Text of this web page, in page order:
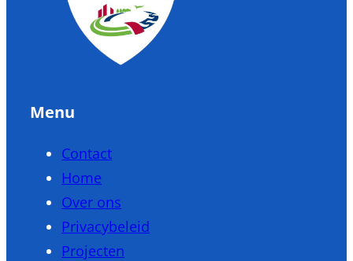
Menu
Contact
Home
Over ons
Privacybeleid
Projecten